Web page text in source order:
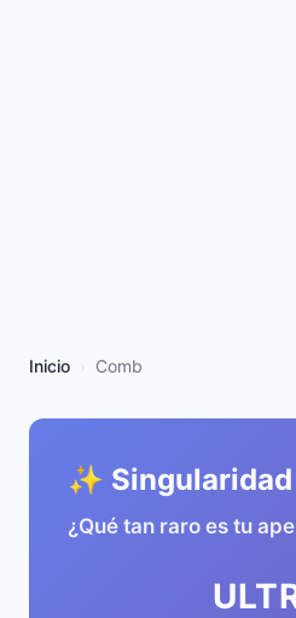
Inicio Comb
✨
¿Qué tan raro es tu